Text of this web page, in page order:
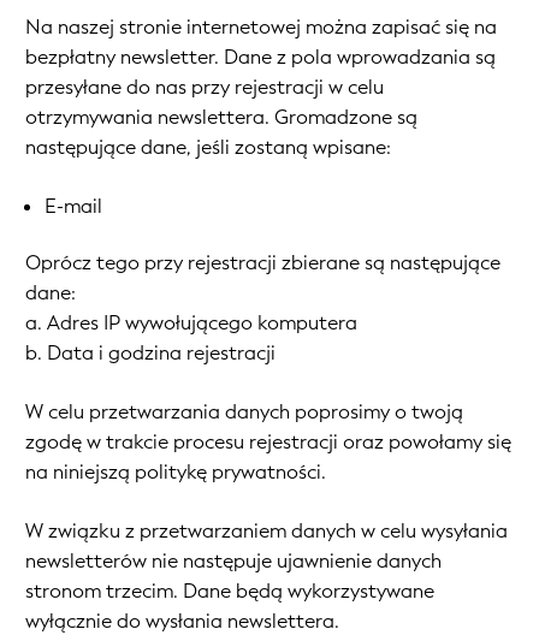
Na naszej stronie internetowej można zapisać się na
bezpłatny newsletter. Dane z pola wprowadzania są
przesyłane do nas przy rejestracji w celu
otrzymywania newslettera. Gromadzone są
następujące dane, jeśli zostaną wpisane:
E-mail
Oprócz tego przy rejestracji zbierane są następujące
dane:
a. Adres IP wywołującego komputera
b. Data i godzina rejestracji
W celu przetwarzania danych poprosimy o twoją
zgodę w trakcie procesu rejestracji oraz powołamy się
na niniejszą politykę prywatności.
W związku z przetwarzaniem danych w celu wysyłania
newsletterów nie następuje ujawnienie danych
stronom trzecim. Dane będą wykorzystywane
wyłącznie do wysłania newslettera.